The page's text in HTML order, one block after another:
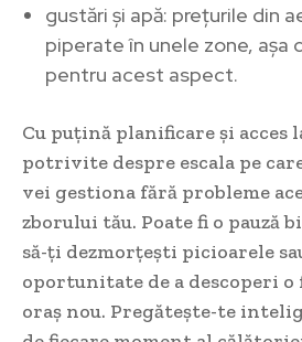
gustări și apă: prețurile din
piperate în unele zone,
pentru acest aspect.
Cu puțină planificare și
potrivite despre escala pe
vei gestiona fără probleme
zborului tău. Poate fi o pauză
să-ți dezmorțești picioarele
oportunitate de a descoperi
oraș nou. Pregătește-te